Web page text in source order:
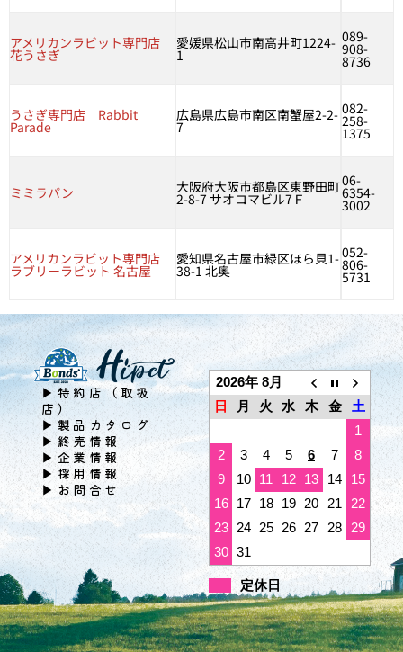
アメリカンラビット専門店
花うさぎ
愛媛県松山市南高井町1224-
1
089-
908-
8736
うさぎ専門店 Rabbit
Parade
広島県広島市南区南蟹屋2-2-
7
082-
258-
1375
ミミラパン 大阪府大阪市都島区東野田町
2-8-7 サオコマビル7Ｆ
06-
6354-
3002
アメリカンラビット専門店
ラブリーラビット 名古屋
愛知県名古屋市緑区ほら貝1-
38-1 北奥
052-
806-
5731
▶特約店（取扱
店）
▶製品カタログ
▶終売情報
▶企業情報
▶採用情報
▶お問合せ
2026年 8月
日
月 火 水 木 金
土
1
2
3 4 5 6 7
8
9
10 11 12 13 14
15
16
17 18 19 20 21
22
23 24 25 26 27 28
29
30 31
定休日